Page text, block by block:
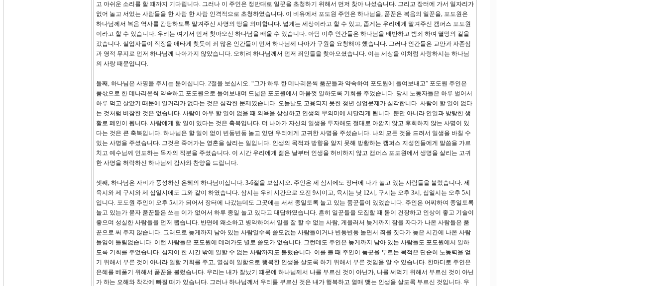
고 아쉬운 소리를 할 때까지 기다립니다. 그러나 이 주인은 정반대로 일꾼을 초청하기 위해서 먼저 찾아 나섰습니다. 그리고 장터에 가서 일자리가
없어 놀고 서있는 사람들을 한 사람 한 사람 인격적으로 초청하였습니다. 이 비유에서 포도원 주인은 하나님을, 품꾼은 복음의 일꾼을, 포도원은
하나님께서 복음 역사를 감당하도록 맡겨주신 사명의 땅을 의미합니다. 넓게는 세상이라고 할 수 있고, 좁게는 우리에게 맡겨주신 캠퍼스 포도원
이라고 할 수 있습니다. 우리는 여기서 먼저 찾아오신 하나님을 배울 수 있습니다. 아담 이후 인간들은 하나님을 배반하고 범죄 하여 멸망의 길을
갔습니다. 실업자들이 직장을 애타게 찾듯이 죄 많은 인간들이 먼저 하나님께 나아가 구원을 요청해야 했습니다. 그러나 인간들은 교만과 자존심
과 영적 무지로 먼저 하나님께 나아가지 않았습니다. 오히려 하나님께서 먼저 죄인들을 찾아오셨습니다. 이는 세상을 이처럼 사랑하시는 하나님
의 사랑 때문입니다.
둘째, 하나님은 사명을 주시는 분이십니다. 2절을 보십시오. “그가 하루 한 데나리온씩 품꾼들과 약속하여 포도원에 들여보내고” 포도원 주인은
품삯으로 한 데나리온씩 약속하고 포도원으로 들여보내며 드넓은 포도원에서 마음껏 일하도록 기회를 주었습니다. 당시 노동자들은 하루 벌어서
하루 먹고 살았기 때문에 일거리가 없다는 것은 심각한 문제였습니다. 오늘날도 고용되지 못한 청년 실업문제가 심각합니다. 사람이 할 일이 없다
는 것처럼 비참한 것은 없습니다. 사람이 아무 할 일이 없을 때 의욕을 상실하고 인생의 무의미에 시달리게 됩니다. 뿐만 아니라 안일과 방탕한 생
활로 폐인이 됩니다. 사람에게 할 일이 있다는 것은 축복입니다. 더 나아가 자신의 일생을 투자해도 절대로 아깝지 않고 후회하지 않는 사명이 있
다는 것은 큰 축복입니다. 하나님은 할 일이 없이 빈둥빈둥 놀고 있던 우리에게 고귀한 사명을 주셨습니다. 나의 모든 것을 드려서 일생을 바칠 수
있는 사명을 주셨습니다. 그것은 죽어가는 영혼을 살리는 일입니다. 인생의 목적과 방향을 알지 못해 방황하는 캠퍼스 지성인들에게 말씀을 가르
치고 예수님께 인도하는 목자의 직분을 주셨습니다. 이 시간 우리에게 젊은 날부터 인생을 허비하지 않고 캠퍼스 포도원에서 생명을 살리는 고귀
한 사명을 허락하신 하나님께 감사와 찬양을 드립니다.
셋째, 하나님은 자비가 풍성하신 은혜의 하나님이십니다. 3-6절을 보십시오. 주인은 제 삼시에도 장터에 나가 놀고 있는 사람들을 불렀습니다. 제
육시와 제 구시와 제 십일시에도 그와 같이 하였습니다. 삼시는 우리 시간으로 오전 9시이고, 육시는 낮 12시, 구시는 오후 3시, 십일시는 오후 5시
입니다. 포도원 주인이 오후 5시가 되어서 장터에 나갔는데도 그곳에는 서서 종일토록 놀고 있는 품꾼들이 있었습니다. 주인은 어찌하여 종일토록
놀고 있는가 묻자 품꾼들은 쓰는 이가 없어서 하루 종일 놀고 있다고 대답하였습니다. 흔히 일꾼들을 모집할 때 몸이 건장하고 인상이 좋고 기술이
좋으며 성실한 사람들을 먼저 뽑습니다. 반면에 왜소하고 병약하여서 일을 잘 할 수 없는 사람, 게을러서 늦게까지 잠을 자다가 나온 사람들은 품
꾼으로 써 주지 않습니다. 그러므로 늦게까지 남아 있는 사람일수록 쓸모없는 사람들이거나 빈둥빈둥 놀면서 죄를 짓다가 늦은 시간에 나온 사람
들임이 틀림없습니다. 이런 사람들은 포도원에 데려가도 별로 쓸모가 없습니다. 그런데도 주인은 늦게까지 남아 있는 사람들도 포도원에서 일하
도록 기회를 주었습니다. 심지어 한 시간 밖에 일할 수 없는 사람까지도 불렀습니다. 이를 볼 때 주인이 품꾼을 부르는 목적은 단순히 노동력을 얻
기 위해서 부른 것이 아니라 일할 기회를 주고, 열심히 일함으로 행복한 인생을 살도록 하기 위해서 부른 것임을 알 수 있습니다. 한마디로 주인은
은혜를 베풀기 위해서 품꾼을 불렀습니다. 우리는 내가 잘났기 때문에 하나님께서 나를 부르신 것이 아닌가, 나를 써먹기 위해서 부르신 것이 아닌
가 하는 오해와 착각에 빠질 때가 있습니다. 그러나 하나님께서 우리를 부르신 것은 내가 행복하고 열매 맺는 인생을 살도록 부르신 것입니다. 우